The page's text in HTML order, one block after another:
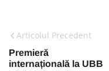
Articolul Precedent
Premieră
internațională la UBB